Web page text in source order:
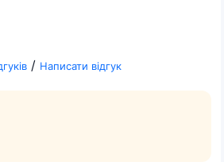
/ Написати відгук